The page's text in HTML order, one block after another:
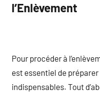
l’Enlèvement
Pour procéder à
est essentiel de
indispensables. Tout